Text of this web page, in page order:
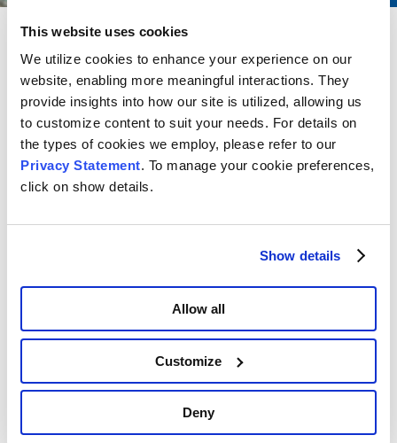
This website uses cookies
We utilize cookies to enhance your experience on our
website, enabling more meaningful interactions. They
provide insights into how our site is utilized, allowing us
to customize content to suit your needs. For details on
the types of cookies we employ, please refer to our
Privacy Statement. To manage your cookie preferences,
click on show details.
Show details
Allow all
Customize
Deny
利用可能なキット
静的ガス吸着法によるブルナウアー・エメ
ット・テラー（BET）比表面積（SSA）。
ISO 9277、USP846、ASM C1069
Micromeritics 機器TriStar、3Flex、ASAP 2020、
ASAP 2460 & 2425、Gemini
g、6バイアル
004-16881-00
アルミナ 1m2
中
004-16882-00 アルミナ185m2/g6本入り